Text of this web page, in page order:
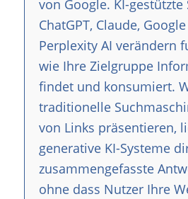
von Google. KI-gestützte
ChatGPT, Claude,
Perplexity AI verändern
wie Ihre Zielgruppe
findet und konsumiert.
traditionelle
von Links präsentieren,
generative KI-Systeme
zusammengefasste
ohne dass Nutzer Ihre